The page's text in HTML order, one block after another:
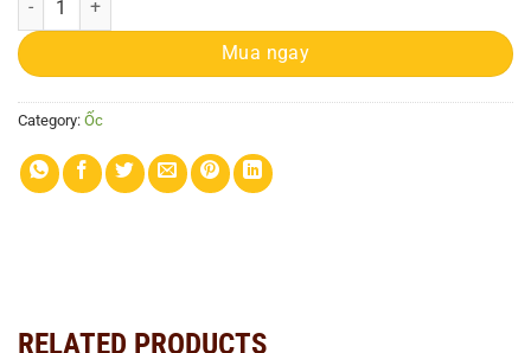
Mua ngay
Category: Ốc
RELATED PRODUCTS